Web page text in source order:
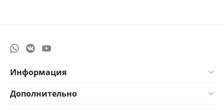
Информация
Дополнительно